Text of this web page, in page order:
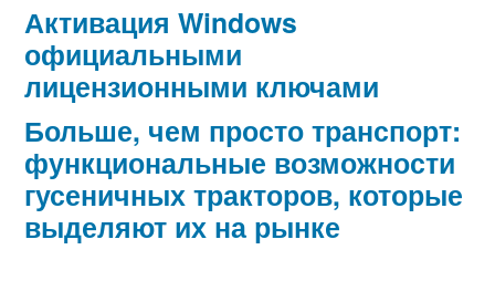
Активация Windows
официальными
лицензионными ключами
Больше, чем просто транспорт:
функциональные возможности
гусеничных тракторов, которые
выделяют их на рынке